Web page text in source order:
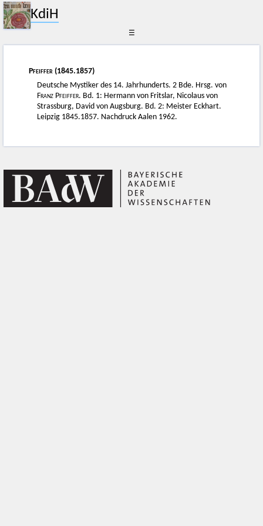
KdiH
☰
Pfeiffer (1845.1857)
Deutsche Mystiker des 14. Jahrhunderts. 2 Bde. Hrsg. von
Franz Pfeiffer. Bd. 1: Hermann von Fritslar, Nicolaus von
Strassburg, David von Augsburg. Bd. 2: Meister Eckhart.
Leipzig 1845.1857. Nachdruck Aalen 1962.